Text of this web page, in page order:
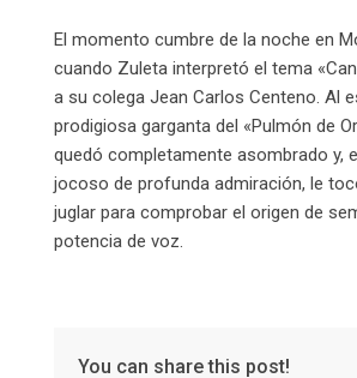
El momento cumbre de la noche en
cuando Zuleta interpretó el tema
a su colega Jean Carlos Centeno. Al
prodigiosa garganta del «Pulmón de
quedó completamente asombrado y,
jocoso de profunda admiración, le
juglar para comprobar el origen de
potencia de voz.
You can share this post!